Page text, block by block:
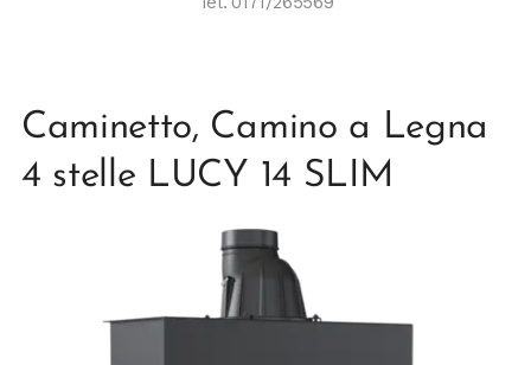
Caminetto, Camino a Legna
4 stelle LUCY 14 SLIM